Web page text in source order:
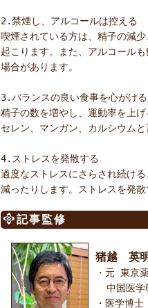
2.禁煙し、アルコールは控える
喫煙されている方は、精子の減
起こります。また、アルコール
場合があります。
3.バランスの良い食事を心がける
精子の数を増やし、運動率を上
セレン、マンガン、カルシウム
4.ストレスを発散する
過度なストレスにさらされ続け
減ったりします。ストレスを発散
記事監修
猪越 英
・元 東京
中国医学
・医学博士